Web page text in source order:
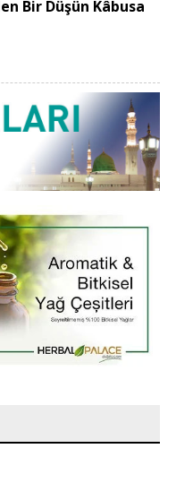
Bir Düşün Kâbusa